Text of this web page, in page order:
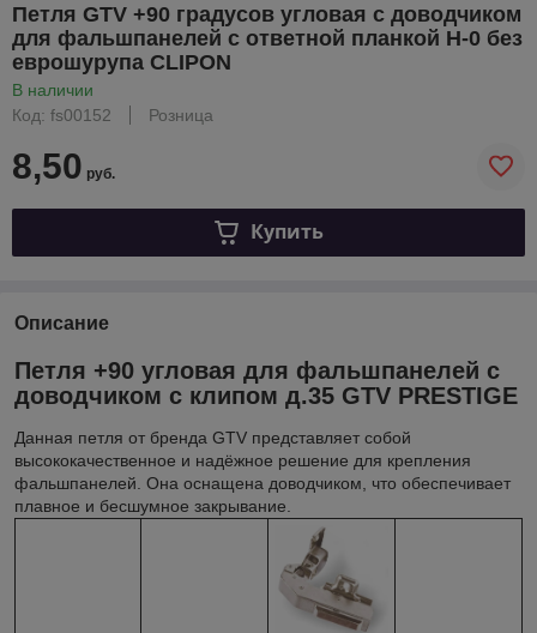
Петля GTV +90 градусов угловая с доводчиком
для фальшпанелей с ответной планкой H-0 без
еврошурупа CLIPON
В наличии
Код: fs00152
Розница
8,50 руб.
Купить
Описание
Петля +90 угловая для фальшпанелей с
доводчиком с клипом д.35 GTV PRESTIGE
Данная петля от бренда GTV представляет собой
высококачественное и надёжное решение для крепления
фальшпанелей. Она оснащена доводчиком, что обеспечивает
плавное и бесшумное закрывание.